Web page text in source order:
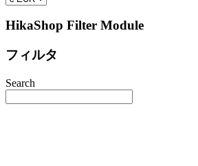
HikaShop Filter Module
フィルタ
Search